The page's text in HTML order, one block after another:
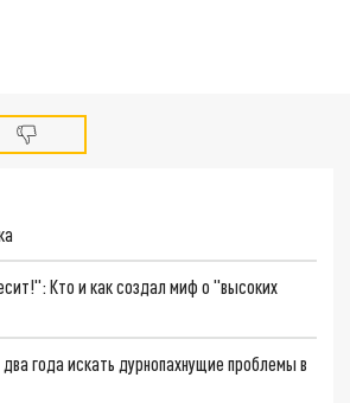
Кто и как создал миф о "высоких
два года искать дурнопахнущие проблемы в